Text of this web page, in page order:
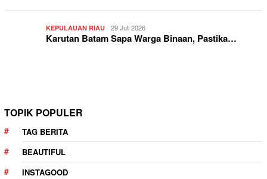
KEPULAUAN RIAU 29 Juli 2026
Karutan Batam Sapa Warga Binaan, Pastika…
TOPIK POPULER
TAG BERITA
BEAUTIFUL
INSTAGOOD